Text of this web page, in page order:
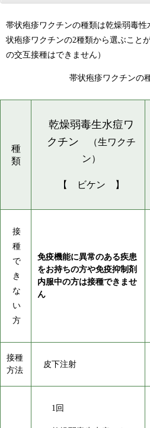
帯状疱疹ワクチンの種類は乾燥弱毒
状疱疹ワクチンの2種類から選ぶこと
の交互接種はできません）
帯状疱疹ワクチンの
種
類
乾燥弱毒生水痘ワ
クチン （生ワクチ
ン）
【 ビケン 】
接
種
で
き
な
い
方
免疫機能に異常のある疾患
をお持ちの方や免疫抑制剤
内服中の方は接種できませ
ん
接種
方法
皮下注射
1回